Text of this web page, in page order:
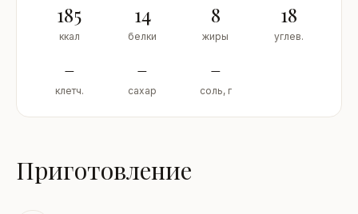
185
ккал
14
белки
8
жиры
18
углев.
–
клетч.
–
сахар
–
соль, г
Приготовление